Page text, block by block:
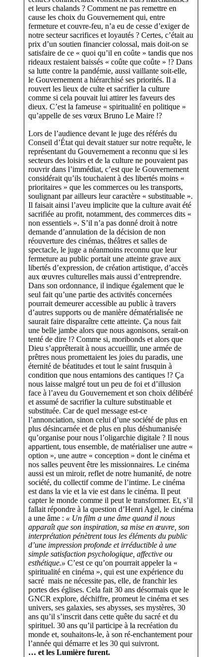
et leurs chalands ? Comment ne pas remettre en
cause les choix du Gouvernement qui, entre
fermeture et couvre-feu, n’a eu de cesse d’exiger de
notre secteur sacrifices et loyautés ? Certes, c’était au
prix d’un soutien financier colossal, mais doit-on se
satisfaire de ce « quoi qu’il en coûte » tandis que nos
rideaux restaient baissés « coûte que coûte » !? Dans
sa lutte contre la pandémie, aussi vaillante soit-elle,
le Gouvernement a hiérarchisé ses priorités. Il a
rouvert les lieux de culte et sacrifier la culture
comme si cela pouvait lui attirer les faveurs des
dieux. C’est la fameuse « spiritualité en politique »
qu’appelle de ses vœux Bruno Le Maire !?
Lors de l’audience devant le juge des référés du
Conseil d’État qui devait statuer sur notre requête, le
représentant du Gouvernement a reconnu que si les
secteurs des loisirs et de la culture ne pouvaient pas
rouvrir dans l’immédiat, c’est que le Gouvernement
considérait qu’ils touchaient à des libertés moins «
prioritaires » que les commerces ou les transports,
soulignant par ailleurs leur caractère « substituable ».
Il faisait ainsi l’aveu implicite que la culture avait été
sacrifiée au profit, notamment, des commerces dits «
non essentiels ». S’il n’a pas donné droit à notre
demande d’annulation de la décision de non
réouverture des cinémas, théâtres et salles de
spectacle, le juge a néanmoins reconnu que leur
fermeture au public portait une atteinte grave aux
libertés d’expression, de création artistique, d’accès
aux œuvres culturelles mais aussi d’entreprendre.
Dans son ordonnance, il indique également que le
seul fait qu’une partie des activités concernées
pourrait demeurer accessible au public à travers
d’autres supports ou de manière dématérialisée ne
saurait faire disparaître cette atteinte. Ça nous fait
une belle jambe alors que nous agonisons, serait-on
tenté de dire !? Comme si, moribonds et alors que
Dieu s’apprêterait à nous accueillir, une armée de
prêtres nous promettaient les joies du paradis, une
éternité de béatitudes et tout le saint frusquin à
condition que nous entamions des cantiques !? Ça
nous laisse malgré tout un peu de foi et d’illusion
face à l’aveu du Gouvernement et son choix délibéré
et assumé de sacrifier la culture substituable et
substituée. Car de quel message est-ce
l’annonciation, sinon celui d’une société de plus en
plus désincarnée et de plus en plus déshumanisée
qu’organise pour nous l’oligarchie digitale ? Il nous
appartient, tous ensemble, de matérialiser une autre «
option », une autre « conception » dont le cinéma et
nos salles peuvent être les missionnaires. Le cinéma
aussi est un miroir, reflet de notre humanité, de notre
société, du collectif comme de l’intime. Le cinéma
est dans la vie et la vie est dans le cinéma. Il peut
capter le monde comme il peut le transformer. Et, s’il
fallait répondre à la question d’Henri Agel, le cinéma
a une âme : « Un film a une âme quand il nous
apparaît que son inspiration, sa mise en œuvre, son
interprétation pénètrent tous les éléments du public
d’une impression profonde et irréductible à une
simple satisfaction psychologique, affective ou
esthétique.» C’est ce qu’on pourrait appeler la «
spiritualité en cinéma », qui est une expérience du
sacré mais ne nécessite pas, elle, de franchir les
portes des églises. Cela fait 30 ans désormais que le
GNCR explore, déchiffre, promeut le cinéma et ses
univers, ses galaxies, ses abysses, ses mystères, 30
ans qu’il s’inscrit dans cette quête du sacré et du
spirituel. 30 ans qu’il participe à la recréation du
monde et, souhaitons-le, à son ré-enchantement pour
l’année qui démarre et les 30 qui suivront.
… et les Lumière furent.